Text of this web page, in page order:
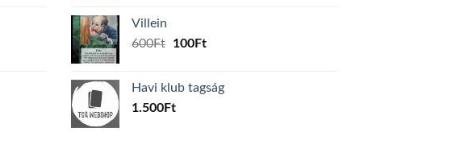
Villein
600Ft
Original
600Ft.
100FtCurrent
100Ft.
Havi klub tagság
1.500Ft